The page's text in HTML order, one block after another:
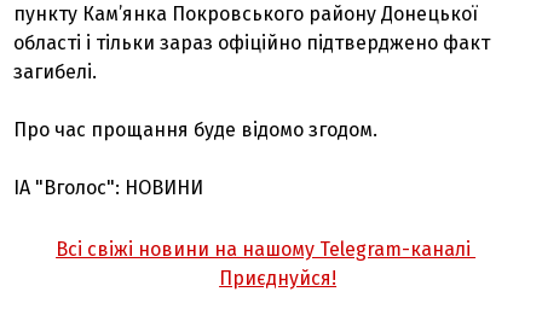
пункту Кам’янка Покровського району Донецької
області і тільки зараз офіційно підтверджено факт
загибелі.
Про час прощання буде відомо згодом.
ІА "Вголос": НОВИНИ
Всі свіжі новини на нашому Telegram-каналі
Приєднуйся!